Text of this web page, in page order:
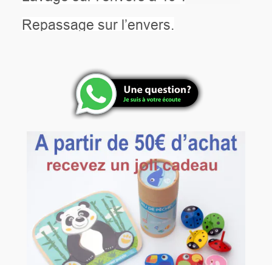
Repassage sur l’envers.